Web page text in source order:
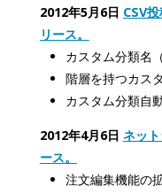
2012年5月6日 CSV
リース。
カスタム分類名
階層を持つカス
カスタム分類自
2012年4月6日 ネッ
ース。
注文編集機能の拡